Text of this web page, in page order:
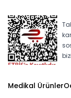
Medikal Ürünler